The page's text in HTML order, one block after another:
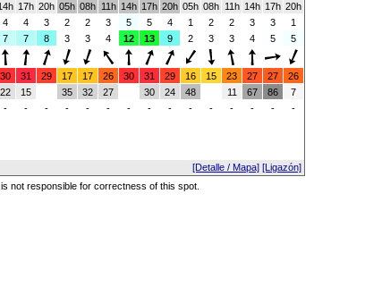
17h 20h 05h 08h 11h 14h 17h 20h 05h 08h 11h 14h 17h 20h
4 4 3 2 2 3 5 5 4 1 2 2 3 3
1
7 7 8 3 3 4 12 13 9 2 3 3 4 5
5
30 31 29 17 17 26 30 31 29 16 15 23 27 27
26
22 15 35 32 27 30 24 48 11 67 86
7
- - - - - - - - - - - - - - -
[Detalle / Mapa] [Ligazón]
not responsible for correctness of this spot.